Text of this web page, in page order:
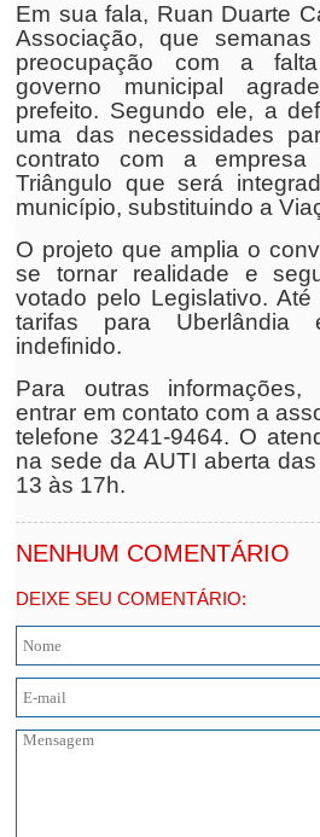
Em sua fala, Ruan Duarte
Associação, que
preocupação com a
governo municipal
prefeito. Segundo ele, a
uma das necessidades
contrato com a
Triângulo que será
município, substituindo a
O projeto que amplia o
se tornar realidade e
votado pelo Legislativo.
tarifas para Uberlândia
indefinido.
Para outras
entrar em contato com a
telefone 3241-9464. O
na sede da AUTI aberta
13 às 17h.
NENHUM COMENTÁRIO
DEIXE SEU COMENTÁRIO: